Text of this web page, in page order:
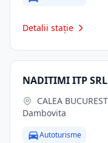
Detalii stație
NADITIMI ITP SRL
Dambovita
Autoturisme